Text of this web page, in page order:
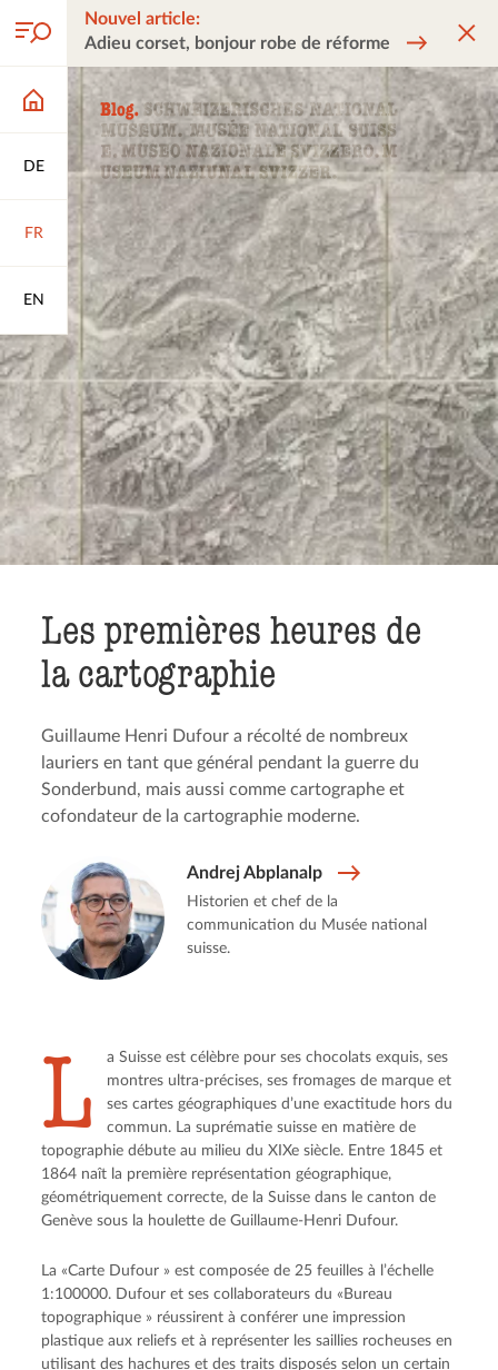
DE
FR
EN
Nouvel article:
Adieu corset, bonjour robe de réforme
Les premières heures de
la cartographie
Guillaume Henri Dufour a récolté de nombreux
lauriers en tant que général pendant la guerre du
Sonderbund, mais aussi comme cartographe et
cofondateur de la cartographie moderne.
Andrej Abplanalp
Historien et chef de la
communication du Musée national
suisse.
L
a Suisse est célèbre pour ses chocolats exquis, ses
montres ultra-précises, ses fromages de marque et
ses cartes géographiques d’une exactitude hors du
commun. La suprématie suisse en matière de
topographie débute au milieu du XIXe siècle. Entre 1845 et
1864 naît la première représentation géographique,
géométriquement correcte, de la Suisse dans le canton de
Genève sous la houlette de Guillaume-Henri Dufour.
La «Carte Dufour » est composée de 25 feuilles à l’échelle
1:100000. Dufour et ses collaborateurs du «Bureau
topographique » réussirent à conférer une impression
plastique aux reliefs et à représenter les saillies rocheuses en
utilisant des hachures et des traits disposés selon un certain